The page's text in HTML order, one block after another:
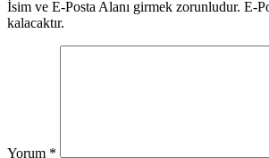
İsim ve E-Posta Alanı girmek zorunludur. E-
kalacaktır.
Yorum *